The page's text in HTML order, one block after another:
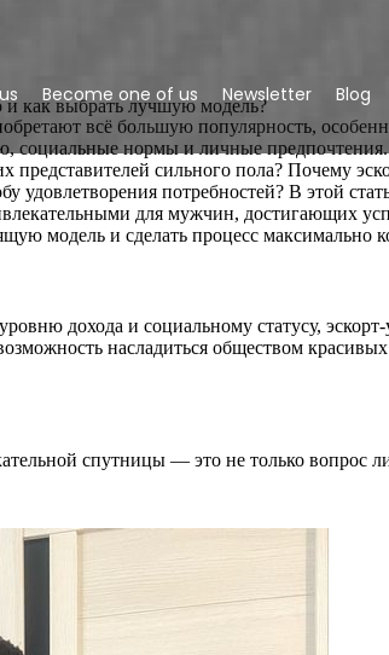
Become one of us Newsletter Blog
как выбрать лучшую модель?
всё большую популярность,
социальные нормы и личные
сильного пола? Почему
удовлетворения потребностей? В этой
для мужчин, достигающих
модель и сделать процесс максимально
дохода и социальному статусу, эскорт-
насладиться обществом
спутницы — это не только вопрос